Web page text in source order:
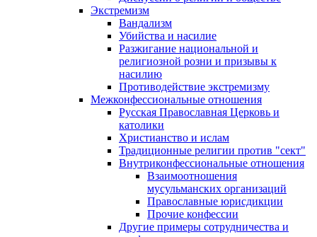
Экстремизм
Вандализм
Убийства и насилие
Разжигание национальной и
религиозной розни и призывы к
насилию
Противодействие экстремизму
Межконфессиональные отношения
Русская Православная Церковь и
католики
Христианство и ислам
Традиционные религии против "сект"
Внутриконфессиональные отношения
Взаимоотношения
мусульманских организаций
Православные юрисдикции
Прочие конфессии
Другие примеры сотрудничества и